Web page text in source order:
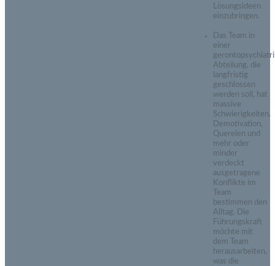
Lösungsideen
einzubringen.
Das Team in
einer
Abteilung, die
langfristig
geschlossen
werden soll, hat
massive
Schwierigkeiten.
Demotivation,
Querelen und
mehr oder
minder
verdeckt
ausgetragene
Konflikte im
Team
bestimmen den
Alltag. Die
Führungskraft
möchte mit
dem Team
herausarbeiten,
was die